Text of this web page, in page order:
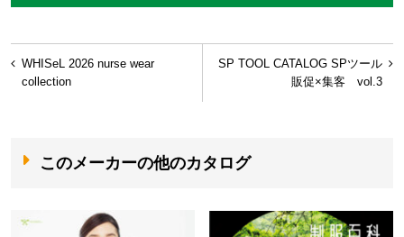
投
稿
ゲ
シ
SP TOOL CATALOG SPツール
販促×集客 vol.3
WHISeL 2026 nurse wear
collection
このメーカーの他のカタログ